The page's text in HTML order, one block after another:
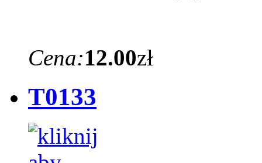
Cena:12.00zł
T0133